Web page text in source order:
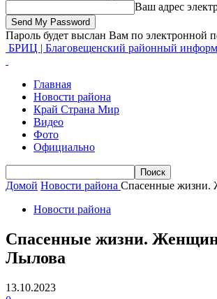
Ваш адрес
Пароль будет выслан Вам по электронной
БРИЦ | Благовещенский районный
Главная
Новости района
Край Страна Мир
Видео
Фото
Официально
Домой Новости района Спасенные жизни.
Новости района
Спасенные жизни.
Лылова
13.10.2023